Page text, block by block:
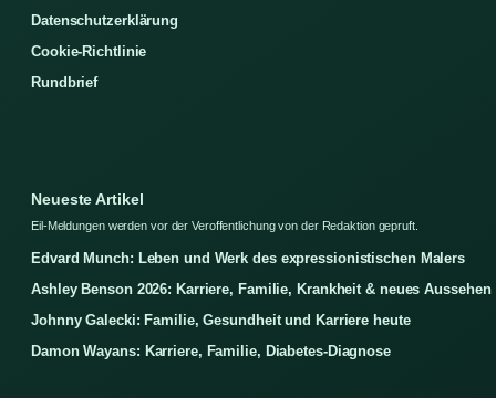
Datenschutzerklärung
Cookie-Richtlinie
Rundbrief
Neueste Artikel
Eil-Meldungen werden vor der Veroffentlichung von der Redaktion gepruft.
Edvard Munch: Leben und Werk des expressionistischen Malers
Ashley Benson 2026: Karriere, Familie, Krankheit & neues Aussehen
Johnny Galecki: Familie, Gesundheit und Karriere heute
Damon Wayans: Karriere, Familie, Diabetes-Diagnose